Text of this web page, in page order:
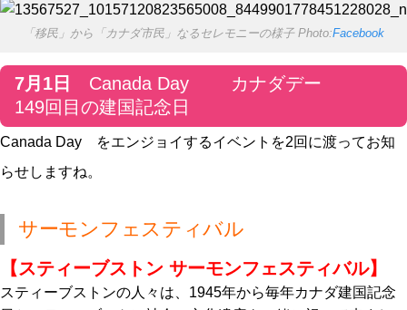
「移民」から「カナダ市民」なるセレモニーの様子 Photo:Facebook
7月1日 Canada Day カナダデー
149回目の建国記念日
Canada Day をエンジョイするイベントを2回に渡ってお知
らせしますね。
サーモンフェスティバル
【スティーブストン サーモンフェスティバル】
スティーブストンの人々は、1945年から毎年カナダ建国記念